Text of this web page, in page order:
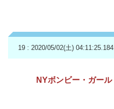
19 : 2020/05/02(土) 04:11:25.184
NYボンビー・ガール